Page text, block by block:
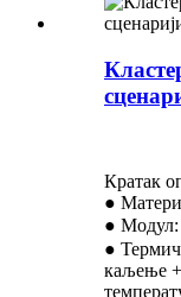
Кратак
●
● Модул:
●
каљење